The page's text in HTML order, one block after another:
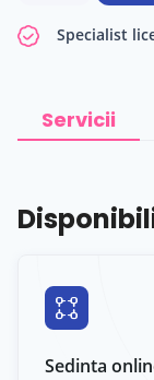
Specialist
Servicii
Sedinta